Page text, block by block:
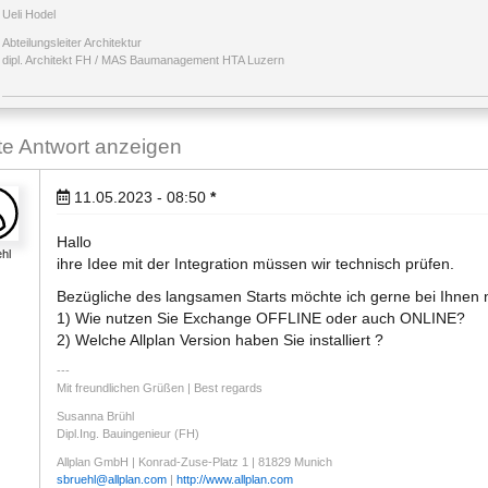
Ueli Hodel
Abteilungsleiter Architektur
dipl. Architekt FH / MAS Baumanagement HTA Luzern
Antwort anzeigen
11.05.2023 - 08:50 *
Hallo
ihre Idee mit der Integration müssen wir technisch prüfen.
Bezügliche des langsamen Starts möchte ich gerne bei Ihnen
1) Wie nutzen Sie Exchange OFFLINE oder auch ONLINE?
2) Welche Allplan Version haben Sie installiert ?
Mit freundlichen Grüßen | Best regards
Susanna Brühl
Dipl.Ing. Bauingenieur (FH)
Allplan GmbH | Konrad-Zuse-Platz 1 | 81829 Munich
sbruehl@allplan.com | http://www.allplan.com